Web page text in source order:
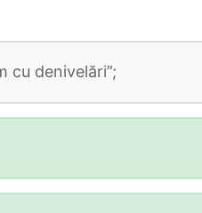
cu denivelări”;